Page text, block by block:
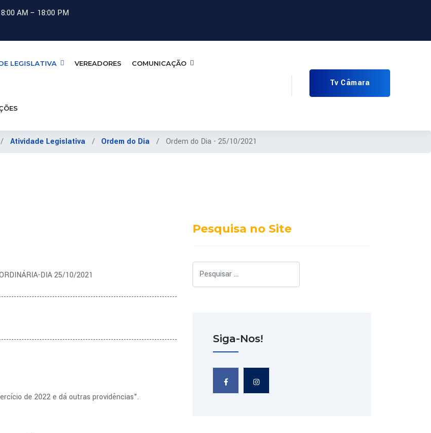
AM – 18:00 PM
LEGISLATIVA VEREADORES COMUNICAÇÃO
Tv Câmara
Atividade Legislativa Ordem do Dia Ordem do Dia - 25/10/2021
DIA 25/10/2021
de 2022 e dá outras providências".
Pesquisa no Site
Siga-Nos!